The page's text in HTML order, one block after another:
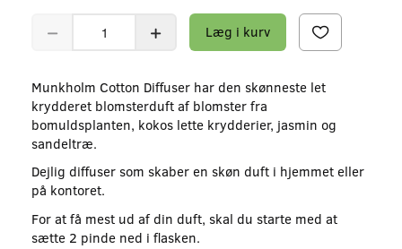
Læg i kurv
Munkholm Cotton Diffuser har den skønneste let
krydderet blomsterduft af blomster fra
bomuldsplanten, kokos lette krydderier, jasmin og
sandeltræ.
Dejlig diffuser som skaber en skøn duft i hjemmet eller
på kontoret.
For at få mest ud af din duft, skal du starte med at
sætte 2 pinde ned i flasken.